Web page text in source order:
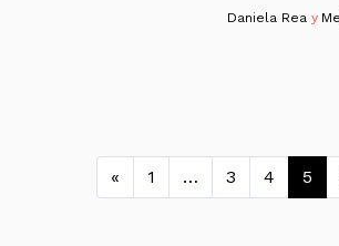
Daniela Reay
Navegación
« 1 … 3 4 5